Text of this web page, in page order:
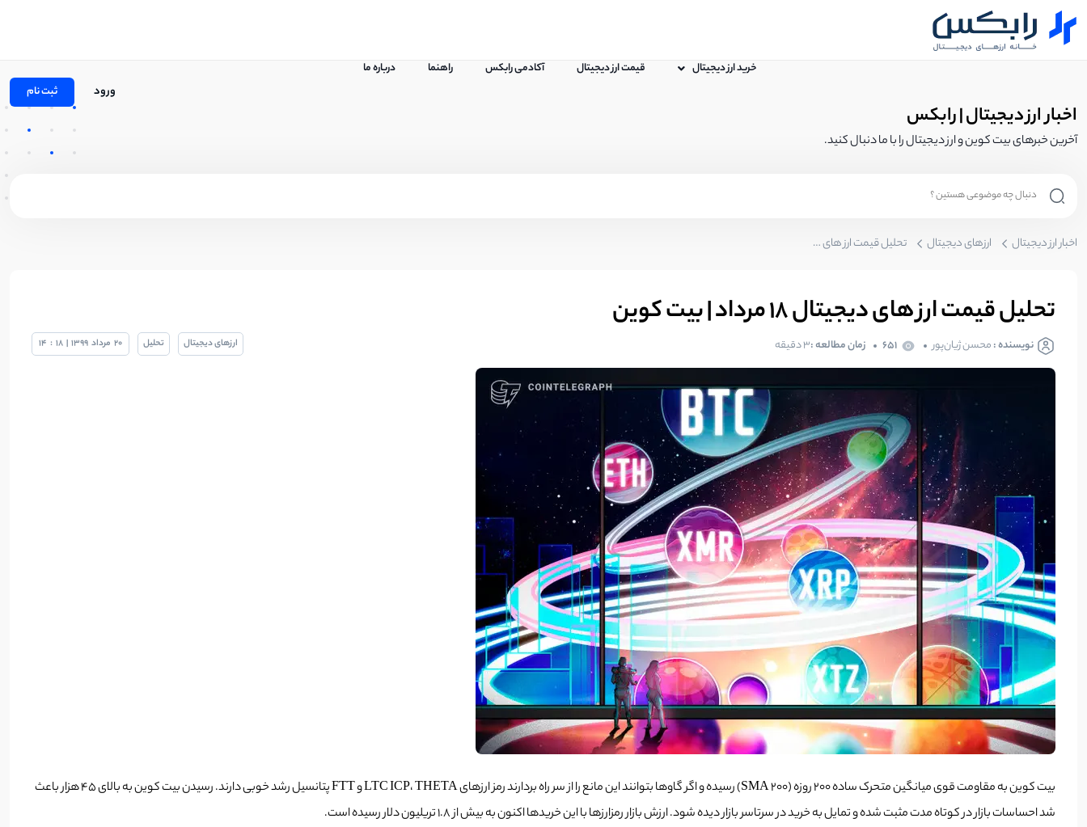
خرید ارز دیجیتال قیمت ارز دیجیتال آکادمی رابکس راهنما درباره ما
ورود ثبت نام
اخبار ارز دیجیتال | رابکس
آخرین خبرهای بیت کوین و ارز دیجیتال را با ما دنبال کنید.
اخبار ارز دیجیتال ارزهای دیجیتال تحلیل قیمت ارز های دیجیتال 18 مرداد | بیت کوین
تحلیل قیمت ارز های دیجیتال 18 مرداد | بیت کوین
نویسنده :محسن ژیان‌پور 651 زمان مطالعه :۳ دقیقه ارزهای دیجیتال تحلیل 20 مرداد 1399
|
18
:
14
بیت کوین به مقاومت قوی میانگین متحرک ساده 200 روزه (SMA 200) رسیده و اگر گاوها بتوانند این مانع را از سر راه بردارند رمز ارزهای LTC ICP، THETA و FTT پتانسیل رشد خوبی دارند. رسیدن بیت کوین به بالای 45 هزار باعث
شد احساسات بازار در کوتاه مدت مثبت شده و تمایل به خرید در سرتاسر بازار دیده شود. ارزش بازار رمزارزها با این خریدها اکنون به بیش از 1.8 تریلیون دلار رسیده است.